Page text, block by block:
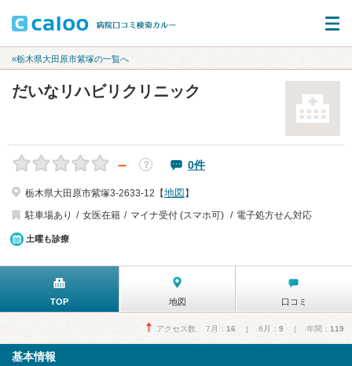
«栃木県大田原市紫塚の一覧へ
だいなリハビリクリニック
－ ？ 0件
栃木県大田原市紫塚3-2633-12【地図 】
駐車場あり
女医在籍 マイナ受付 (スマホ可) 電子処方せん対応
土曜も診療
TOP 地図 口コミ
アクセス数 7月： 16 | 6月： 9 | 年間： 119
基本情報